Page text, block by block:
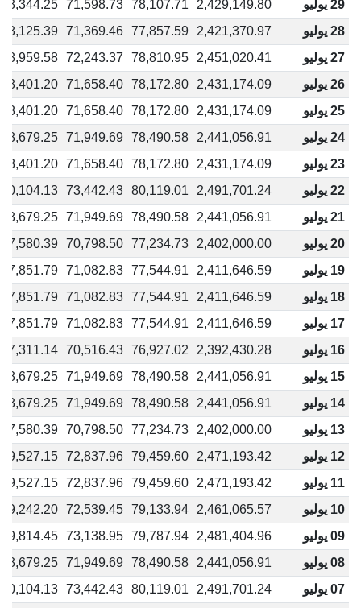
29 يوليو 2,429,149.80
78,107.71
71,598.73
68,344.25
28 يوليو
2,421,370.97
77,857.59
71,369.46
68,125.39
27 يوليو
2,451,020.41
78,810.95
72,243.37
68,959.58
26 يوليو
2,431,174.09
78,172.80
71,658.40
68,401.20
25 يوليو
2,431,174.09
78,172.80
71,658.40
68,401.20
24 يوليو
2,441,056.91
78,490.58
71,949.69
68,679.25
23 يوليو
2,431,174.09
78,172.80
71,658.40
68,401.20
22 يوليو
2,491,701.24
80,119.01
73,442.43
70,104.13
21 يوليو
2,441,056.91
78,490.58
71,949.69
68,679.25
20 يوليو
2,402,000.00
77,234.73
70,798.50
67,580.39
19 يوليو
2,411,646.59
77,544.91
71,082.83
67,851.79
18 يوليو
2,411,646.59
77,544.91
71,082.83
67,851.79
17 يوليو
2,411,646.59
77,544.91
71,082.83
67,851.79
16 يوليو
2,392,430.28
76,927.02
70,516.43
67,311.14
15 يوليو
2,441,056.91
78,490.58
71,949.69
68,679.25
14 يوليو
2,441,056.91
78,490.58
71,949.69
68,679.25
13 يوليو
2,402,000.00
77,234.73
70,798.50
67,580.39
12 يوليو
2,471,193.42
79,459.60
72,837.96
69,527.15
11 يوليو
2,471,193.42
79,459.60
72,837.96
69,527.15
10 يوليو
2,461,065.57
79,133.94
72,539.45
69,242.20
09 يوليو
2,481,404.96
79,787.94
73,138.95
69,814.45
08 يوليو
2,441,056.91
78,490.58
71,949.69
68,679.25
07 يوليو
2,491,701.24
80,119.01
73,442.43
70,104.13